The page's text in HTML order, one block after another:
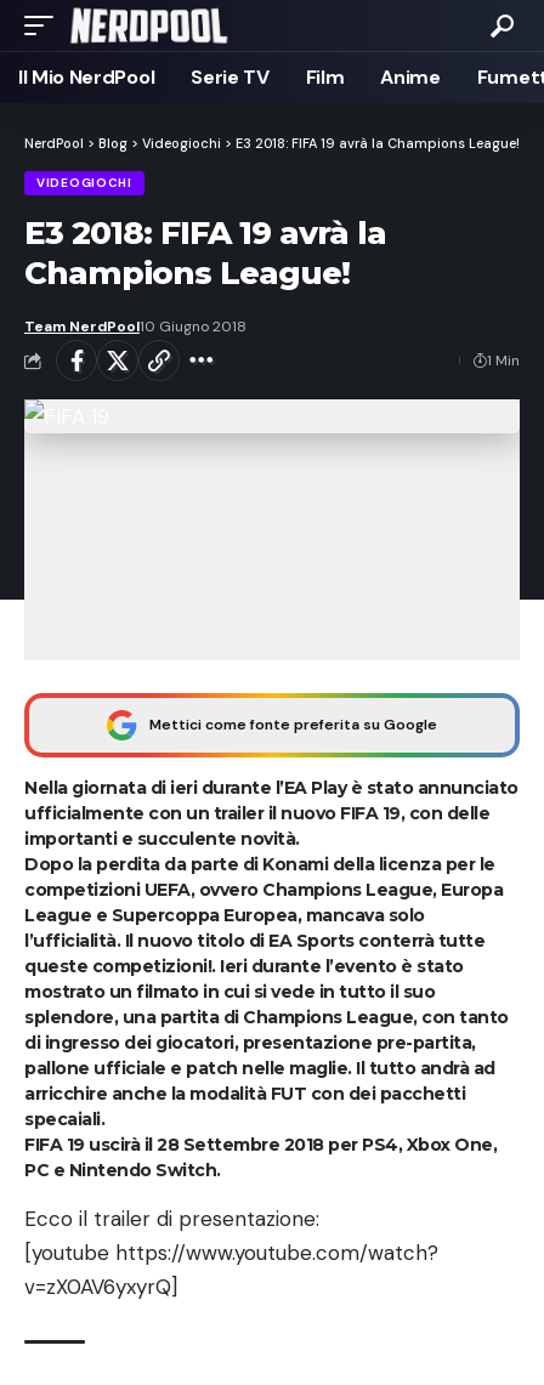
Il Mio NerdPool Serie TV Film Anime
NerdPool > Blog > Videogiochi > E3 2018: FIFA 19 avrà la Champions League!
VIDEOGIOCHI
E3 2018: FIFA 19 avrà la
Champions League!
Team NerdPool10 Giugno 2018
1 Min
Mettici come fonte preferita su Google
Nella giornata di ieri durante l’EA Play è stato annunciato
ufficialmente con un trailer il nuovo FIFA 19, con delle
importanti e succulente novità.
Dopo la perdita da parte di Konamidella licenza per le
competizioni UEFA, ovvero Champions League, Europa
League e Supercoppa Europea, mancava solo
l’ufficialità. Il nuovo titolo di EA Sports conterrà tutte
queste competizioni!. Ieri durante l’evento è stato
mostrato un filmato in cui si vede in tutto il suo
splendore, una partita di Champions League, con tanto
di ingresso dei giocatori, presentazione pre-partita,
pallone ufficiale e patch nelle maglie. Il tutto andrà ad
arricchire anche la modalità FUT con dei pacchetti
specaiali.
FIFA 19 uscirà il28 Settembre 2018per PS4, Xbox One,
PC e Nintendo Switch.
Ecco il trailer di presentazione:
[youtube https://www.youtube.com/watch?
v=zX0AV6yxyrQ]